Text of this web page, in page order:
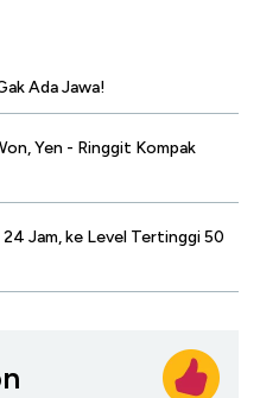
Ada Jawa!
Yen - Ringgit Kompak
24 Jam, ke Level Tertinggi 50